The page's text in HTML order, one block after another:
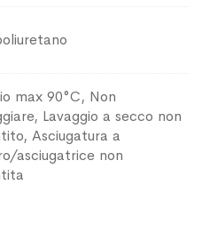
max 90°C, Non
Lavaggio a secco non
Asciugatura a
asciugatrice non